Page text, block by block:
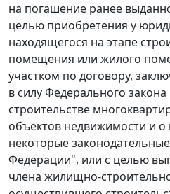
на погашение ранее
целью приобретения у
находящегося на этапе
помещения или жилого
участком по договору,
в силу Федерального
строительстве
объектов недвижимости и
некоторые
Федерации", или с целью
члена жилищно-